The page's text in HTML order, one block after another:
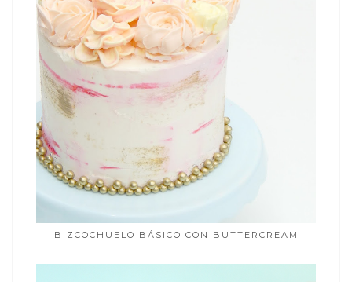
BIZCOCHUELO BÁSICO CON BUTTERCREAM